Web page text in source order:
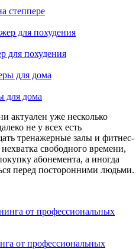
степпере
для похудения
для дома
актуален уже несколько
не у всех есть
тренажерные залы и фитнес-
свободного времени,
абонемента, а иногда
перед посторонними людьми.
от профессиональных